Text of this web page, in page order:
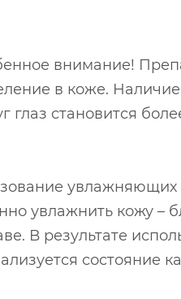
внимание!
в коже.
глаз становится
увлажнить кожу –
В результате
состояние